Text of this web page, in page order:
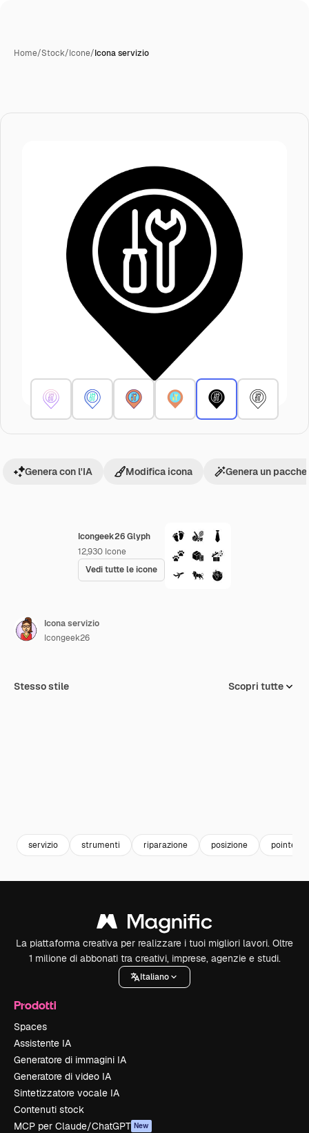
Home/Stock/Icone/Icona servizio
Icongeek26 Glyph
12,930 Icone
Vedi tutte le icone
Genera con l'IA Modifica icona Genera un
Icona servizio
Icongeek26
Stesso stile Scopri tutte
servizio strumenti riparazione posizione pointer
La piattaforma creativa per realizzare i tuoi migliori lavori. Oltre
1 milione di abbonati tra creativi, imprese, agenzie e studi.
Italiano
Prodotti
Spaces
Assistente IA
Generatore di immagini IA
Generatore di video IA
Sintetizzatore vocale IA
Contenuti stock
MCP per Claude/ChatGPT New